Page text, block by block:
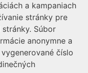
a kampaniach
stránky pre
Súbor
anonymne a
číslo